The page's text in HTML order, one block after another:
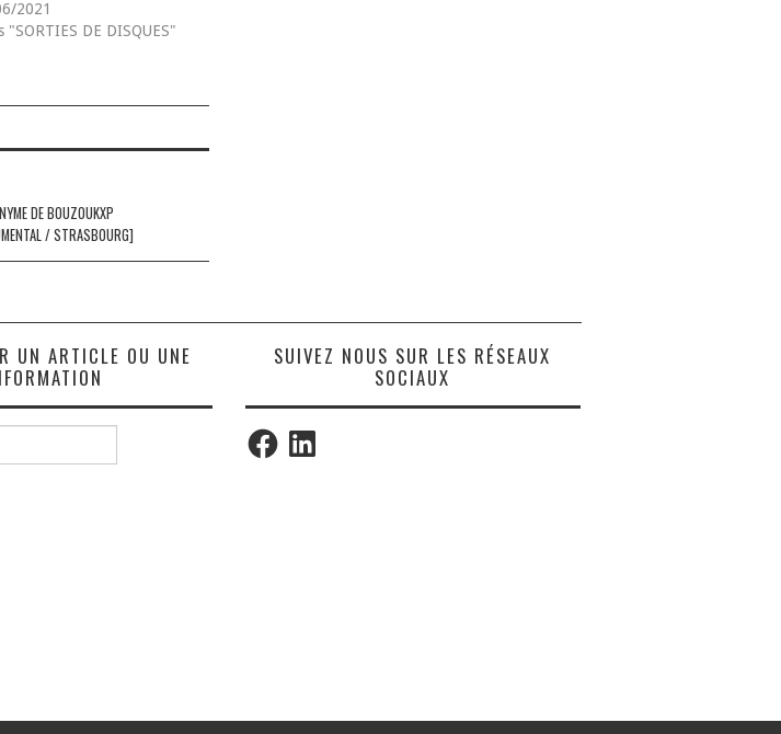
2021
"SORTIES DE DISQUES"
DE BOUZOUKXP
/ STRASBOURG]
UN ARTICLE OU UNE
SUIVEZ NOUS SUR LES RÉSEAUX
SOCIAUX
FacebookLinkedIn